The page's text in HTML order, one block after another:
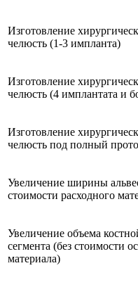
Изготовление
челюсть (1-3 импланта)
Изготовление
челюсть (4 имплантата и
Изготовление
челюсть под полный
Увеличение ширины
стоимости расходного
Увеличение объема
сегмента (без стоимости
материала)